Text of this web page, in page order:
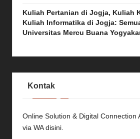
Kuliah Pertanian di Jogja, Kuliah
Kuliah Informatika di Jogja:
Universitas Mercu Buana
Kontak
Online Solution & Digital Connection
via WA disini.